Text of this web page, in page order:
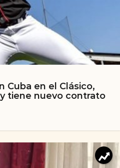
Cuba en el Clásico,
tiene nuevo contrato